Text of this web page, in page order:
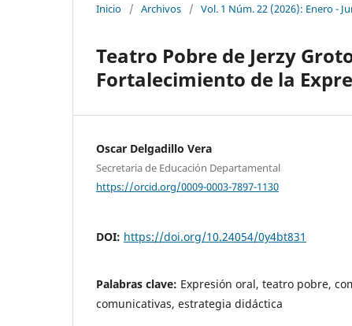
Inicio / Archivos / Vol. 1 Núm. 22 (2026): Enero -
Teatro Pobre de Jerzy
Fortalecimiento de la
Oscar Delgadillo Vera
Secretaria de Educación Departamental
https://orcid.org/0009-0003-7897-1130
DOI: https://doi.org/10.24054/0y4bt831
Palabras clave: Expresión oral, teatro pobre,
comunicativas, estrategia didáctica